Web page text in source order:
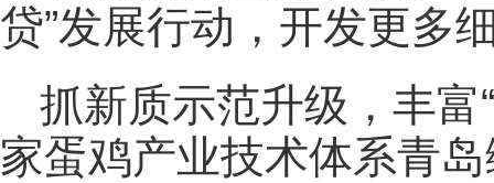
贷”发展行动，开发更多
抓新质示范升级，丰富
家蛋鸡产业技术体系青